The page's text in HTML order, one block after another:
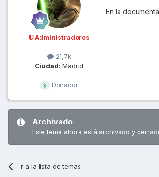
Administradores
21,7k
Ciudad: Madrid
Donador
En la
Archivado
Este tema ahora está archivado y
Ir a la lista de temas